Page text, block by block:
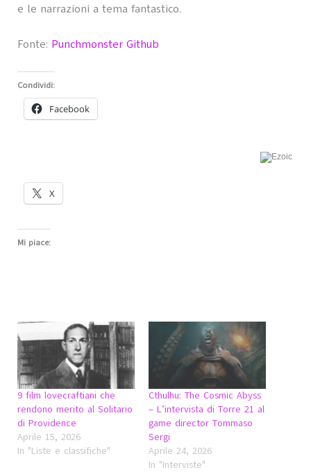
e le narrazioni a tema fantastico.
Fonte: Punchmonster Github
Condividi:
Facebook
X
Mi piace:
9 film lovecraftiani che
rendono merito al Solitario
di Providence
Aprile 15, 2026
In "Liste e classifiche"
Cthulhu: The Cosmic Abyss
– L’intervista di Torre 21 al
game director Tommaso
Sergi
Aprile 24, 2026
In "Interviste"